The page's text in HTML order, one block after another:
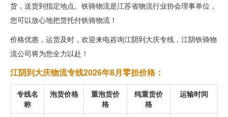
货，送货到指定地点。铁骑物流是江苏省物流行业协会理事单位，
您可以放心地把货托付铁骑物流！
价格优惠，运货及时，欢迎来电咨询江阴到大庆专线，江阴铁骑物
流公司将为您全力以赴！
江阴到大庆物流专线2026年8月零担价格：
专线名
称
泡货价格
重泡货价
格
纯重货价
格
运输时间